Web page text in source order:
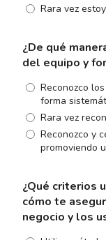
Rara vez
¿De qué
del equipo y
Reconozco
forma
Rara vez
Reconozco y
promoviendo
¿Qué criterios
cómo te
negocio y los